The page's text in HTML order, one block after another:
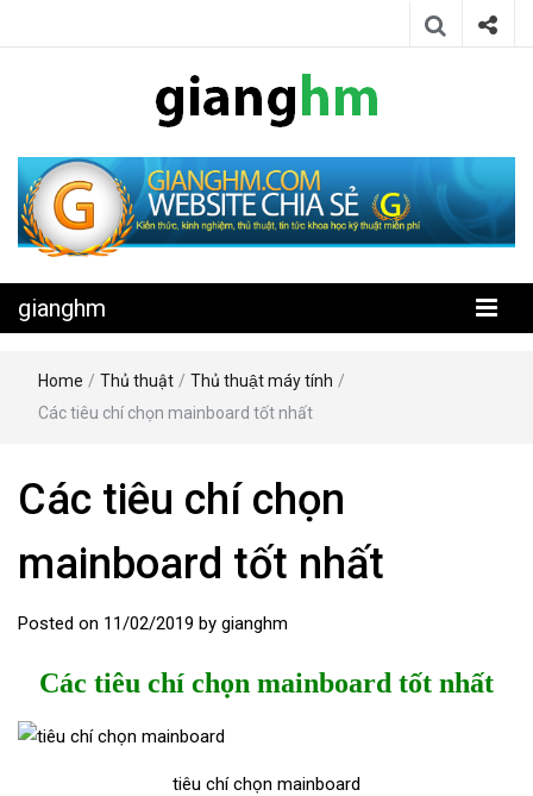
gianghm
kỹ thuật miễn phí
gianghm
Home / Thủ thuật / Thủ thuật máy tính /
Các tiêu chí chọn mainboard tốt nhất
Các tiêu chí chọn
mainboard tốt nhất
Posted on 11/02/2019 by gianghm
Các tiêu chí chọn mainboard tốt nhất
tiêu chí chọn mainboard